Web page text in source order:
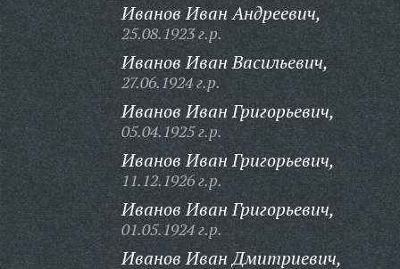
Иванов Иван Андреевич,
25.08.1923 г.р.
Иванов Иван Васильевич,
27.06.1924 г.р.
Иванов Иван Григорьевич,
05.04.1925 г.р.
Иванов Иван Григорьевич,
11.12.1926 г.р.
Иванов Иван Григорьевич,
01.05.1924 г.р.
Иванов Иван Дмитриевич,